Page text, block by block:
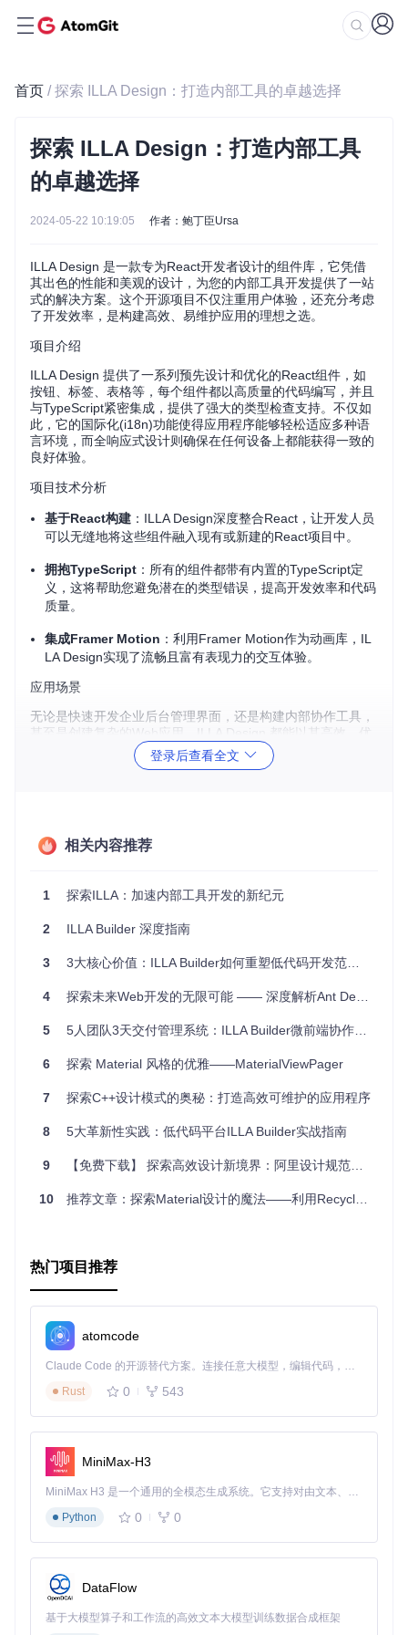
首页 / 探索 ILLA Design：打造内部工具的卓越选择
探索 ILLA Design：打造内部工具
的卓越选择
2024-05-22 10:19:05 作者：鲍丁臣Ursa
ILLA Design 是一款专为React开发者设计的组件库，它凭借
其出色的性能和美观的设计，为您的内部工具开发提供了一站
式的解决方案。这个开源项目不仅注重用户体验，还充分考虑
了开发效率，是构建高效、易维护应用的理想之选。
项目介绍
ILLA Design 提供了一系列预先设计和优化的React组件，如
按钮、标签、表格等，每个组件都以高质量的代码编写，并且
与TypeScript紧密集成，提供了强大的类型检查支持。不仅如
此，它的国际化(i18n)功能使得应用程序能够轻松适应多种语
言环境，而全响应式设计则确保在任何设备上都能获得一致的
良好体验。
项目技术分析
基于React构建 ：ILLA Design深度整合React，让开发人员
可以无缝地将这些组件融入现有或新建的React项目中。
拥抱TypeScript ：所有的组件都带有内置的TypeScript定
义，这将帮助您避免潜在的类型错误，提高开发效率和代码
质量。
集成Framer Motion ：利用Framer Motion作为动画库，IL
LA Design实现了流畅且富有表现力的交互体验。
应用场景
无论是快速开发企业后台管理界面，还是构建内部协作工具，
甚至是创建复杂的Web应用，ILLA Design 都能以其高效、优
雅的组件和设计理念，助力您快速构建出符合现代审美标准的
开发进度。
题，包括轻盈的亮色模式和深沉的暗色模式。
国际化支持：无论目标用户群在哪里，ILLA Design 都能
布局，保持视觉效果的一致性和可用性。
社区活跃：丰富的讨论区和Discord聊天室，让您随时找到
n，感受其魅力。同时，我们欢迎您参与到社区的建设中来，
登录后查看全文
相关内容推荐
1 探索ILLA：加速内部工具开发的新纪元
2 ILLA Builder 深度指南
3 3大核心价值：ILLA Builder如何重塑低代码开发范式的效能革命
4 探索未来Web开发的无限可能 —— 深度解析Ant Design of Vue的魅力
5 5人团队3天交付管理系统：ILLA Builder微前端协作实战指南
6 探索 Material 风格的优雅——MaterialViewPager
7 探索C++设计模式的奥秘：打造高效可维护的应用程序
8 5大革新性实践：低代码平台ILLA Builder实战指南
9 【免费下载】 探索高效设计新境界：阿里设计规范AntDesign官方组件包XD资源全面解析
10 推荐文章：探索Material设计的魔法——利用RecyclerView与CardView打造惊艳Android应用
热门项目推荐
atomcode
Claude Code 的开源替代方案。连接任意大模型，编辑代码，运行命令，自动验证 — 全自动执行。用 Rust 构建，极致性能。 ｜ An open-source alternative to Claude Code. Connect any LLM, edit code, run commands, and verify changes — autonomously. Built in Rust for speed. Get Started
Rust
0 543
MiniMax-H3
MiniMax H3 是一个通用的全模态生成系统。它支持对由文本、图像、视频和音频组成的多模态上下文进行统一理解，并能生成分辨率高达 2K、时长可达 15 秒的带原生立体声音频的视频。得益于面向任务泛化的系统设计，H3 在预训练阶段就已具备广泛的多模态上下文理解与生成能力，能够出色地执行复杂的多模态指令。
Python
0 0
DataFlow
基于大模型算子和工作流的高效文本大模型训练数据合成框架